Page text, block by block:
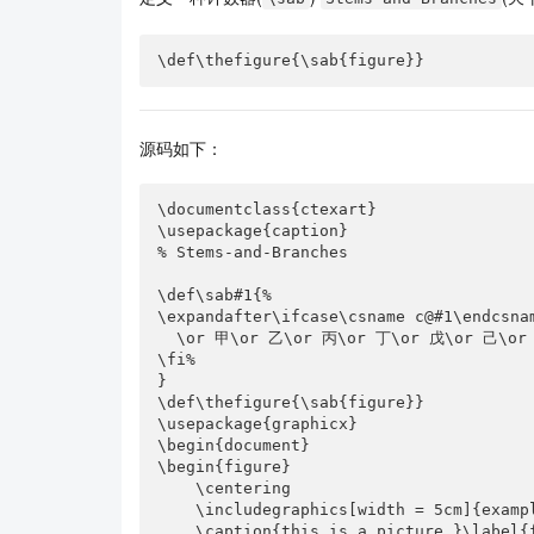
\def\thefigure{\sab{figure}}
源码如下：
\documentclass{ctexart}
\usepackage{caption}
% Stems-and-Branches
\def\sab#1{%
\expandafter\ifcase\csname
  \or 甲\or 乙\or 丙\or 丁\or 戊\or 己\or 庚\or 辛\or 壬\or 癸
\fi%
}
\def\thefigure{\sab{figure}}
\usepackage{graphicx}
\begin{document}
\begin{figure}
    \centering
    \includegraphics[width = 5cm]{example-image}